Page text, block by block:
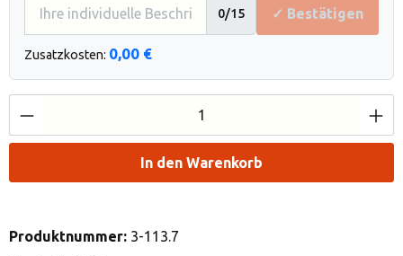
0/15 ✓ Bestätigen
Zusatzkosten: 0,00 €
Produkt Anzahl: Gib den gewünschten
In den Warenkorb
Produktnummer: 3-113.7